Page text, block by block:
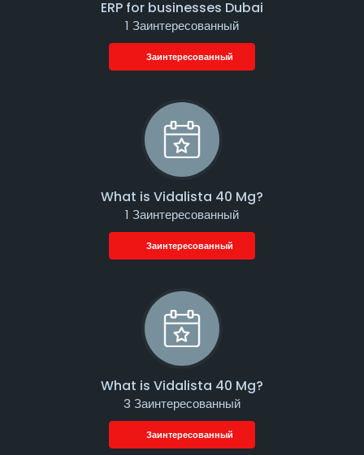
ERP for businesses Dubai
1 Заинтересованный
Заинтересованный
What is Vidalista 40 Mg?
1 Заинтересованный
Заинтересованный
What is Vidalista 40 Mg?
3 Заинтересованный
Заинтересованный